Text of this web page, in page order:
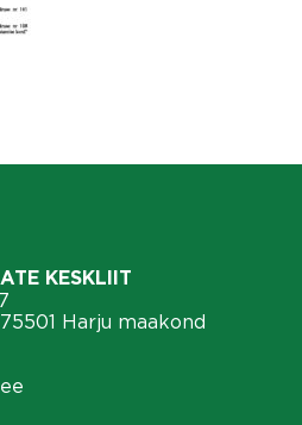
KESKLIIT
Harju maakond